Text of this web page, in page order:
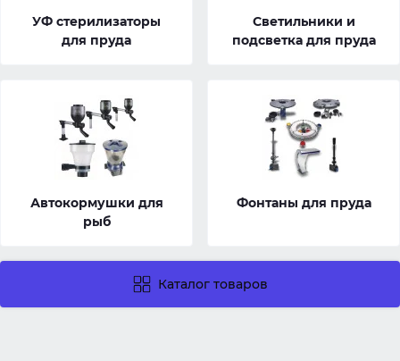
УФ стерилизаторы
для пруда
Светильники и
подсветка для пруда
Автокормушки для
рыб
Фонтаны для пруда
Каталог товаров